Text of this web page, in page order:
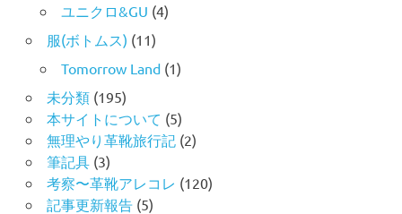
ユニクロ&GU (4)
服(ボトムス) (11)
Tomorrow Land(1)
未分類(195)
本サイトについて (5)
無理やり革靴旅行記 (2)
筆記具(3)
考察〜革靴アレコレ (120)
記事更新報告(5)